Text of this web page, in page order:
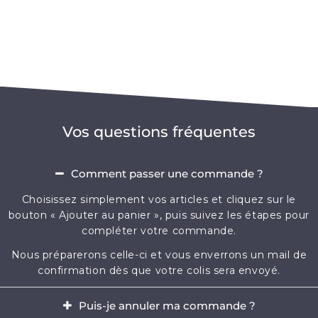
Vos questions fréquentes
Comment passer une commande ?
Choisissez simplement vos articles et cliquez sur le
bouton « Ajouter au panier », puis suivez les étapes pour
compléter votre commande.
Nous préparerons celle-ci et vous enverrons un mail de
confirmation dès que votre colis sera envoyé.
Puis-je annuler ma commande ?